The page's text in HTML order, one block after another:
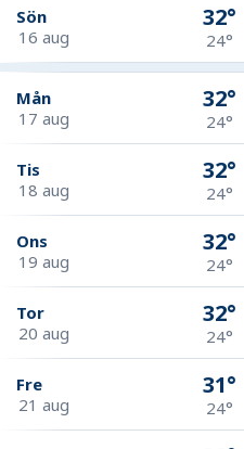
Sön
16 aug
32°
24°
Mån
17 aug
32°
24°
Tis
18 aug
32°
24°
Ons
19 aug
32°
24°
Tor
20 aug
32°
24°
Fre
21 aug
31°
24°